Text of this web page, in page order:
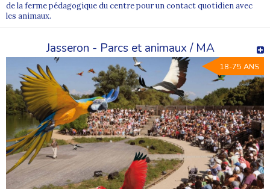
de la ferme pédagogique du centre pour un contact quotidien avec
les animaux.
Jasseron - Parcs et animaux / MA
18-75 ANS